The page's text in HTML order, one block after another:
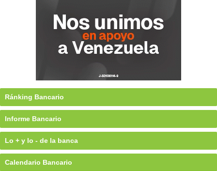
Ránking Bancario
Informe Bancario
Lo + y lo - de la banca
Calendario Bancario